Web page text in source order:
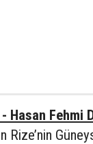
Hasan Fehmi
Rize’nin